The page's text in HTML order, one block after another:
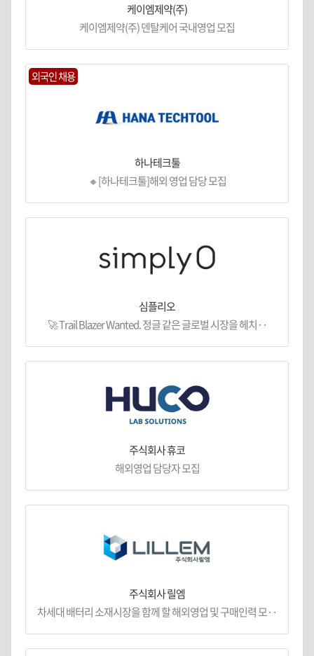
케이엠제약(주)
케이엠제약(주) 덴탈케어 국내영업 모집
외국인 채용
하나테크툴
🔸[하나테크툴]해외 영업 담당 모집
심플리오
🚀 Trail Blazer Wanted. 정글 같은 글로벌 시장을 헤치··
주식회사 휴코
해외영업 담당자 모집
주식회사 릴엠
차세대 배터리 소재시장을 함께 할 해외영업 및 구매인력 모··